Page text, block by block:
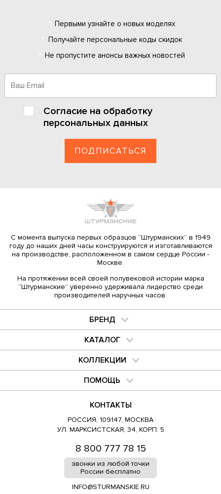
Первыми узнайте о новых моделях
Получайте персональные коды скидок
Не пропустите анонсы важных новостей
Согласие на обработку
персональных данных
С момента выпуска первых образцов “Штурманских” в 1949
году до наших дней часы конструируются и изготавливаются
на производстве, расположенном в самом сердце России ­
Москве.
На протяжении всей своей полувековой истории марка
“Штурманские” уверенно удерживала лидерство среди
производителей наручных часов.
БРЕНД
КАТАЛОГ
КОЛЛЕКЦИИ
ПОМОЩЬ
КОНТАКТЫ
РОССИЯ, 109147, МОСКВА
УЛ. МАРКСИСТСКАЯ, 34, КОРП. 5
8 800 777 78 15
звонки из любой точки
России бесплатно
INFO@STURMANSKIE.RU